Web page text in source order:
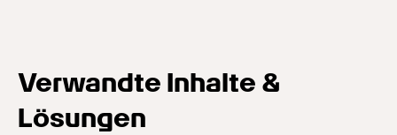
Verwandte Inhalte &
Lösungen